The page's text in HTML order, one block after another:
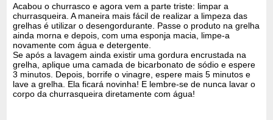
Acabou o churrasco e agora vem a parte triste: limpar a
churrasqueira. A maneira mais fácil de realizar a limpeza das
grelhas é utilizar o desengordurante. Passe o produto na grelha
ainda morna e depois, com uma esponja macia, limpe-a
novamente com água e detergente.
Se após a lavagem ainda existir uma gordura encrustada na
grelha, aplique uma camada de bicarbonato de sódio e espere
3 minutos. Depois, borrife o vinagre, espere mais 5 minutos e
lave a grelha. Ela ficará novinha! E lembre-se de nunca lavar o
corpo da churrasqueira diretamente com água!